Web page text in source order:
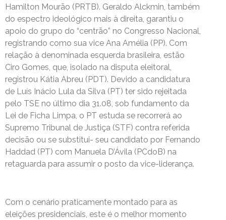
Hamilton Mourão (PRTB). Geraldo Alckmin, também
do espectro ideológico mais à direita, garantiu o
apoio do grupo do “centrão” no Congresso Nacional,
registrando como sua vice Ana Amélia (PP). Com
relação à denominada esquerda brasileira, estão
Ciro Gomes, que, isolado na disputa eleitoral,
registrou Kátia Abreu (PDT). Devido a candidatura
de Luís Inácio Lula da Silva (PT) ter sido rejeitada
pelo TSE no último dia 31.08, sob fundamento da
Lei de Ficha Limpa, o PT estuda se recorrerá ao
Supremo Tribunal de Justiça (STF) contra referida
decisão ou se substitui- seu candidato por Fernando
Haddad (PT) com Manuela D’Ávila (PCdoB) na
retaguarda para assumir o posto da vice-liderança.
Com o cenário praticamente montado para as
eleições presidenciais, este é o melhor momento